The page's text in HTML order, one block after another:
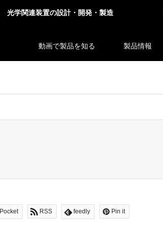
光学関連装置の設計・開発・製造
動画で製品を知る 製品情報
Pocket RSS feedly Pin it